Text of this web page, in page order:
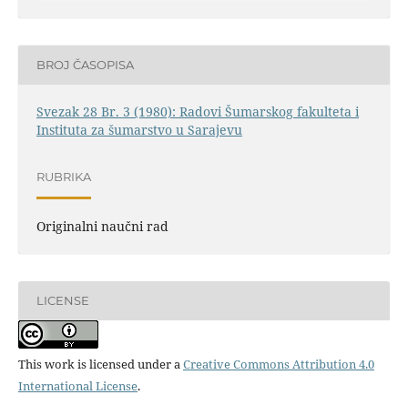
BROJ ČASOPISA
Svezak 28 Br. 3 (1980): Radovi Šumarskog fakulteta i
Instituta za šumarstvo u Sarajevu
RUBRIKA
Originalni naučni rad
LICENSE
This work is licensed under aCreative Commons Attribution 4.0
International License.